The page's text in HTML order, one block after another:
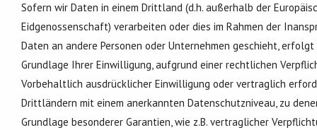
Sofern wir Daten in einem Drittland (d.h. außerhalb der
Eidgenossenschaft) verarbeiten oder dies im Rahmen der
Daten an andere Personen oder Unternehmen geschieht,
Grundlage Ihrer Einwilligung, aufgrund einer rechtlichen
Vorbehaltlich ausdrücklicher Einwilligung oder vertraglich
Drittländern mit einem anerkannten Datenschutzniveau, zu
Grundlage besonderer Garantien, wie z.B. vertraglicher